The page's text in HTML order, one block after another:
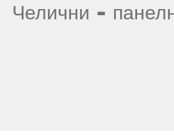
Челични -